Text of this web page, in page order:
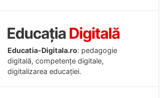
Educatia-Digitala.ro: pedagogie
digitală, competențe digitale,
digitalizarea educației.